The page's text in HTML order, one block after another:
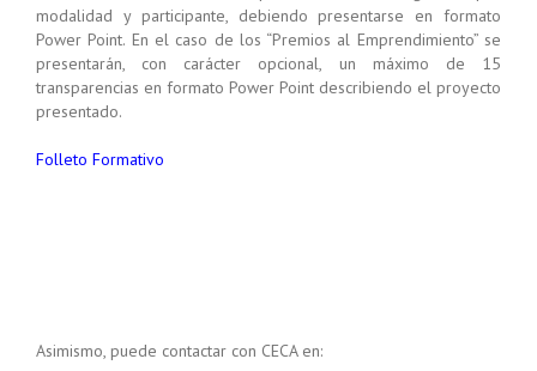
modalidad y participante, debiendo presentarse en formato
Power Point. En el caso de los “Premios al Emprendimiento” se
presentarán, con carácter opcional, un máximo de 15
transparencias en formato Power Point describiendo el proyecto
presentado.
Folleto Formativo
Asimismo, puede contactar con CECA en: